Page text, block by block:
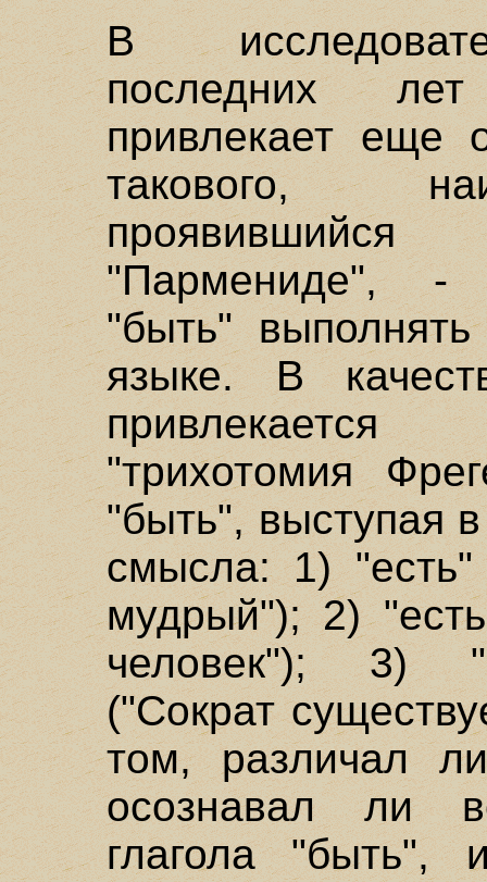
В
последних
привлекает еще
такового,
"Пармениде", -
"быть"
языке. В
"трихотомия
"быть", выступая
смысла: 1)
мудрый"); 2)
человек"); 3)
("Сократ
том, различал
осознавал ли
глагола "быть",